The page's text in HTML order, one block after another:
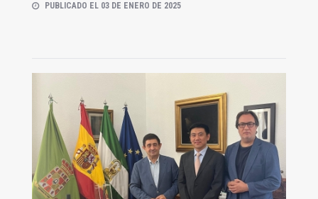
PUBLICADO EL 03 DE ENERO DE 2025